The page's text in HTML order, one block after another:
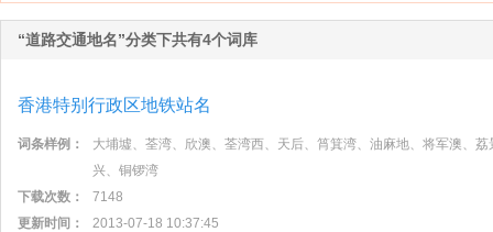
“道路交通地名”分类下共有4个词库
香港特别行政区地铁站名
词条样例：
大埔墟、荃湾、欣澳、荃湾西、天后、筲箕湾、油麻地、将军澳、
兴、铜锣湾
下载次数：
7148
更新时间：
2013-07-18 10:37:45